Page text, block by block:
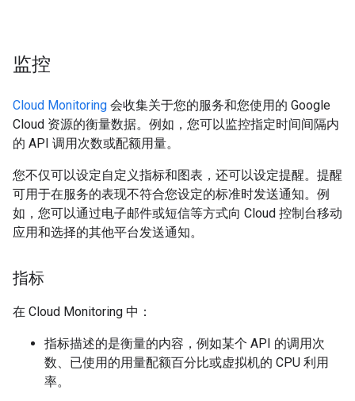
监控
Cloud Monitoring 会收集关于您的服务和您使用的 Google
Cloud 资源的衡量数据。例如，您可以监控指定时间间隔内
的 API 调用次数或配额用量。
您不仅可以设定自定义指标和图表，还可以设定提醒。提醒
可用于在服务的表现不符合您设定的标准时发送通知。例
如，您可以通过电子邮件或短信等方式向 Cloud 控制台移动
应用和选择的其他平台发送通知。
指标
在 Cloud Monitoring 中：
指标描述的是衡量的内容，例如某个 API 的调用次
数、已使用的用量配额百分比或虚拟机的 CPU 利用
率。